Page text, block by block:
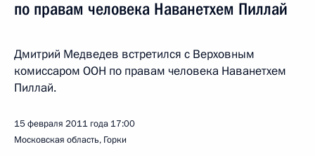
по правам человека Наванетхем Пиллай
Дмитрий Медведев встретился с Верховным
комиссаром ООН по правам человека Наванетхем
Пиллай.
15 февраля 2011 года 17:00
Московская область, Горки